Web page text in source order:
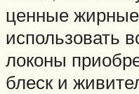
ценные
использовать
локоны
блеск и